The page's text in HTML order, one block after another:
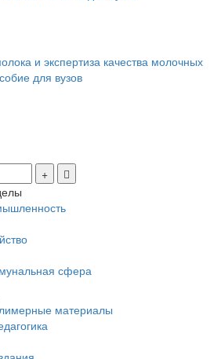
и экспертиза качества молочных
для вузов
сфера
материалы